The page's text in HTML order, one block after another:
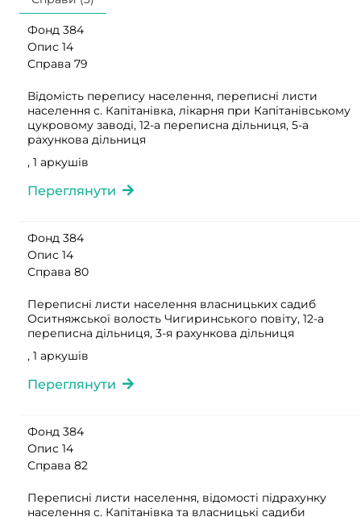
Фонд 384
Опис 14
Справа 79
Відомість перепису населення, переписні листи
населення с. Капітанівка, лікарня при Капітанівському
цукровому заводі, 12-а переписна дільниця, 5-а
рахункова дільниця
, 1 аркушів
Переглянути
Фонд 384
Опис 14
Справа 80
Переписні листи населення власницьких садиб
Оситняжської волость Чигиринського повіту, 12-а
переписна дільниця, 3-я рахункова дільниця
, 1 аркушів
Переглянути
Фонд 384
Опис 14
Справа 82
Переписні листи населення, відомості підрахунку
населення с. Капітанівка та власницькі садиби